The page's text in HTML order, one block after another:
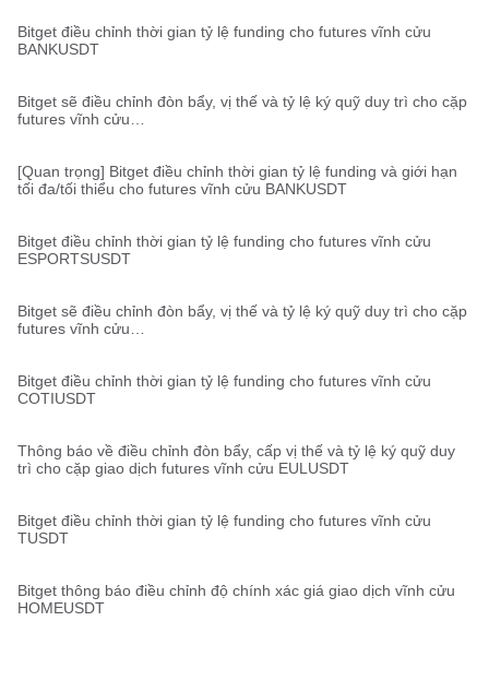
Bitget điều chỉnh thời gian tỷ lệ funding cho futures vĩnh cửu
BANKUSDT
Bitget sẽ điều chỉnh đòn bẩy, vị thế và tỷ lệ ký quỹ duy trì cho cặp
futures vĩnh cửu
[Quan trọng] Bitget điều chỉnh thời gian tỷ lệ funding và giới hạn
tối đa/tối thiểu cho futures vĩnh cửu BANKUSDT
Bitget điều chỉnh thời gian tỷ lệ funding cho futures vĩnh cửu
ESPORTSUSDT
Bitget sẽ điều chỉnh đòn bẩy, vị thế và tỷ lệ ký quỹ duy trì cho cặp
futures vĩnh cửu
Bitget điều chỉnh thời gian tỷ lệ funding cho futures vĩnh cửu
COTIUSDT
Thông báo về điều chỉnh đòn bẩy, cấp vị thế và tỷ lệ ký quỹ duy
trì cho cặp giao dịch futures vĩnh cửu EULUSDT
Bitget điều chỉnh thời gian tỷ lệ funding cho futures vĩnh cửu
TUSDT
Bitget thông báo điều chỉnh độ chính xác giá giao dịch vĩnh cửu
HOMEUSDT